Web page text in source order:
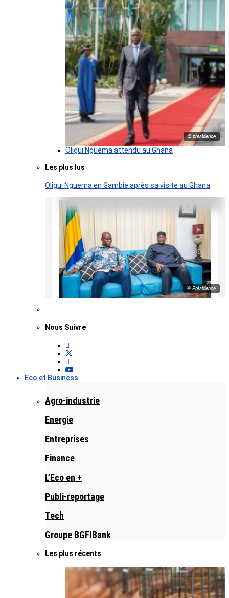
© presidence
Oligui Nguema attendu au Ghana
Les plus lus
Oligui Nguema en Gambie après sa visite au Ghana
© Présidence
Nous Suivre
Eco et Business
Agro-industrie
Energie
Entreprises
Finance
L’Eco en +
Publi-reportage
Tech
Groupe BGFIBank
Les plus récents